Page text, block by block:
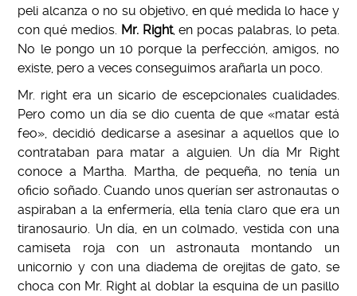
peli alcanza o no su objetivo, en qué medida lo hace y
con qué medios. Mr. Right, en pocas palabras, lo peta.
No le pongo un 10 porque la perfección, amigos, no
existe, pero a veces conseguimos arañarla un poco.
Mr. right era un sicario de escepcionales cualidades.
Pero como un día se dio cuenta de que «matar está
feo», decidió dedicarse a asesinar a aquellos que lo
contrataban para matar a alguien. Un día Mr Right
conoce a Martha. Martha, de pequeña, no tenía un
oficio soñado. Cuando unos querían ser astronautas o
aspiraban a la enfermería, ella tenía claro que era un
tiranosaurio. Un día, en un colmado, vestida con una
camiseta roja con un astronauta montando un
unicornio y con una diadema de orejitas de gato, se
choca con Mr. Right al doblar la esquina de un pasillo